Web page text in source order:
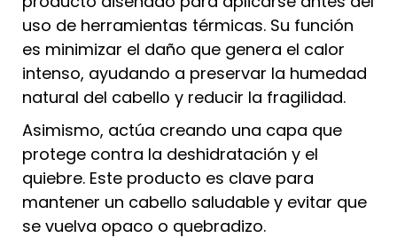
uso de herramientas térmicas. Su función
es minimizar el daño que genera el calor
intenso, ayudando a preservar la humedad
natural del cabello y reducir la fragilidad.
Asimismo, actúa creando una capa que
protege contra la deshidratación y el
quiebre. Este producto es clave para
mantener un cabello saludable y evitar que
se vuelva opaco o quebradizo.